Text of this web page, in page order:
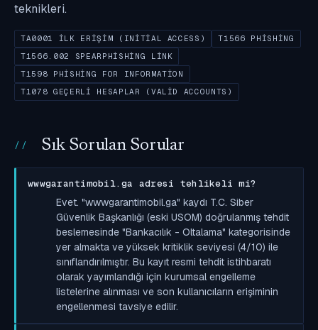
teknikleri.
TA0001 İLK ERIŞIM (INITIAL ACCESS)
T1566 PHISHING
T1566.002 SPEARPHISHING LINK
T1598 PHISHING FOR INFORMATION
T1078 GEÇERLI HESAPLAR (VALID ACCOUNTS)
Sık Sorulan Sorular
wwwgarantimobil.ga adresi tehlikeli mi?
Evet. "wwwgarantimobil.ga" kaydı T.C. Siber
Güvenlik Başkanlığı (eski USOM) doğrulanmış tehdit
beslemesinde "Bankacılık - Oltalama" kategorisinde
yer almakta ve yüksek kritiklik seviyesi (4/10) ile
sınıflandırılmıştır. Bu kayıt resmi tehdit istihbaratı
olarak yayımlandığı için kurumsal engelleme
listelerine alınması ve son kullanıcıların erişiminin
engellenmesi tavsiye edilir.